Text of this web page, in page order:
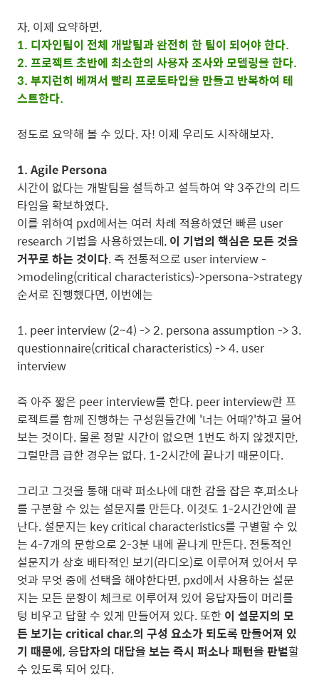
자, 이제 요약하면,
1. 디자인팀이 전체 개발팀과 완전히 한 팀이 되어야 한다.
2. 프로젝트 초반에 최소한의 사용자 조사와 모델링을 한다.
3. 부지런히 베껴서 빨리 프로토타입을 만들고 반복하여 테
스트한다.
정도로 요약해 볼 수 있다. 자! 이제 우리도 시작해보자.
1. Agile Persona
시간이 없다는 개발팀을 설득하고 설득하여 약 3주간의 리드
타임을 확보하였다.
이를 위하여 pxd에서는 여러 차례 적용하였던 빠른 user
research 기법을 사용하였는데, 이 기법의 핵심은 모든 것을
거꾸로 하는 것이다. 즉 전통적으로 user interview -
>modeling(critical characteristics)->persona->strategy
순서로 진행했다면, 이번에는
1. peer interview (2~4) -> 2. persona assumption -> 3.
questionnaire(critical characteristics) -> 4. user
interview
즉 아주 짧은 peer interview를 한다. peer interview란 프
로젝트를 함께 진행하는 구성원들간에 '너는 어때?'하고 물어
보는 것이다. 물론 정말 시간이 없으면 1번도 하지 않겠지만,
그럴만큼 급한 경우는 없다. 1-2시간에 끝나기 때문이다.
그리고 그것을 통해 대략 퍼소나에 대한 감을 잡은 후,퍼소나
를 구분할 수 있는 설문지를 만든다. 이것도 1-2시간안에 끝
난다. 설문지는 key critical characteristics를 구별할 수 있
는 4-7개의 문항으로 2-3분 내에 끝나게 만든다. 전통적인
설문지가 상호 배타적인 보기(라디오)로 이루어져 있어서 무
엇과 무엇 중에 선택을 해야한다면, pxd에서 사용하는 설문
지는 모든 문항이 체크로 이루어져 있어 응답자들이 머리를
텅 비우고 답할 수 있게 만들어져 있다. 또한 이 설문지의 모
든 보기는 critical char.의 구성 요소가 되도록 만들어져 있
기 때문에, 응답자의 대답을 보는 즉시 퍼소나 패턴을 판별할
수 있도록 되어 있다.